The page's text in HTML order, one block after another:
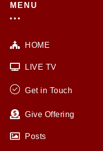
MENU
HOME
LIVE TV
Get in Touch
Give Offering
Posts